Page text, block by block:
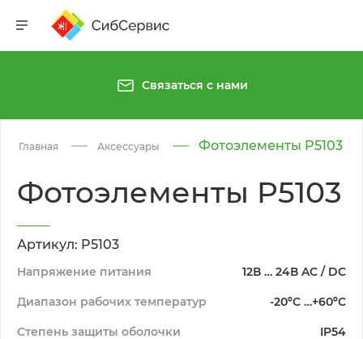
Связаться с нами
Главная Аксессуары Фотоэлементы P5103
Фотоэлементы P5103
Артикул: P5103
Напряжение питания 12В … 24В AC / DC
Диапазон рабочих температур -20ºС …+60ºС
Степень защиты оболочки IP54